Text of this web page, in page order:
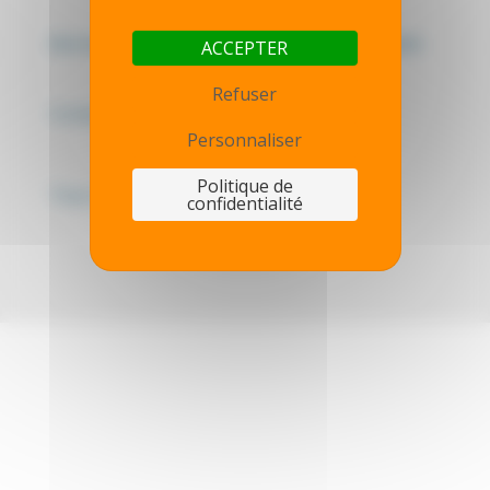
Mentions légales - Politique de confidentialité
ACCEPTER
Refuser
Personnaliser
Politique de
confidentialité